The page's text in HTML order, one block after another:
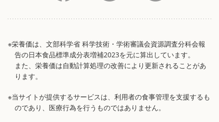
※栄養価は、文部科学省 科学技術・学術審議会資源調査分科会報
告の日本食品標準成分表増補2023を元に算出しています。
また、栄養価は自動計算処理の改善により更新されることがあ
ります。
※当サイトが提供するサービスは、利用者の食事管理を支援するも
のであり、医療行為を行うものではありません。